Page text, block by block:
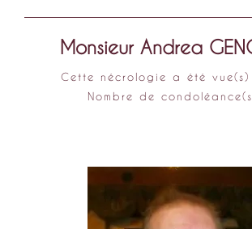
Monsieur Andrea
Cette nécrologie a été
Nombre de